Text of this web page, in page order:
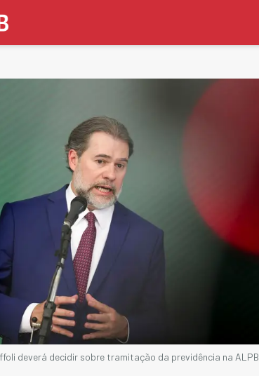
deverá decidir sobre tramitação da previdência na ALPB